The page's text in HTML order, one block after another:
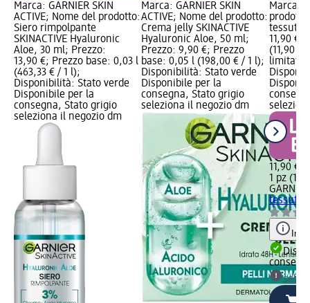
Marca: GARNIER SKIN
ACTIVE; Nome del prodotto:
Siero rimpolpante
SKINACTIVE Hyaluronic
Aloe, 30 ml; Prezzo:
13,90 €; Prezzo base: 0,03 l
(463,33 € / 1 l);
Disponibilità: Stato verde
Disponibile per la
consegna, Stato grigio
seleziona il negozio dm
Marca: GARNIER SKIN
ACTIVE; Nome del prodotto:
Crema jelly SKINACTIVE
Hyaluronic Aloe, 50 ml;
Prezzo: 9,90 €; Prezzo
base: 0,05 l (198,00 € / 1 l);
Disponibilità: Stato verde
Disponibile per la
consegna, Stato grigio
seleziona il negozio dm
Marca:
tessuto,
11,90 €;
(11,90 €
limitata
11,90 €
1 pz
GARNIER
tessuto,